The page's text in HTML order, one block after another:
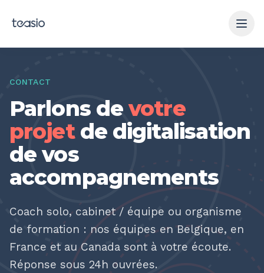
CONTACT
Parlons devotre
projetde digitalisation
de vos
accompagnements
Coach solo, cabinet / équipe ou organisme
de formation : nos équipes en Belgique, en
France et au Canada sont à votre écoute.
Réponse sous 24h ouvrées.